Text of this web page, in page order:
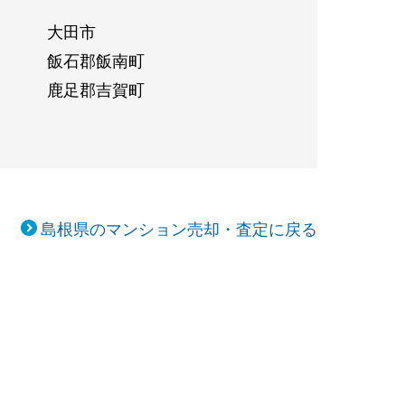
大田市
飯石郡飯南町
鹿足郡吉賀町
島根県のマンション売却・査定に戻る